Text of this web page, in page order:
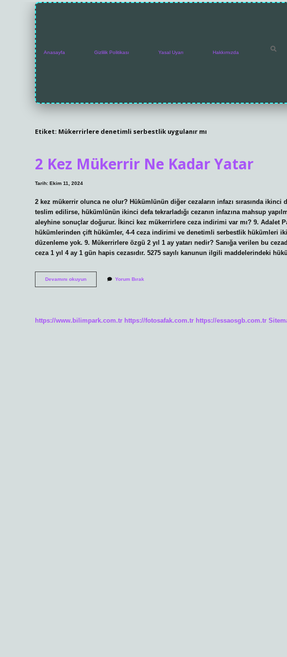
Anasayfa Gizlilik Politikası Yasal Uyarı Hakkımızda
Etiket: Mükerrirlere denetimli serbestlik uygulanır mı
2 Kez Mükerrir Ne Kadar Yatar
Tarih: Ekim 11, 2024
2 kez mükerrir olunca ne olur? Hükümlünün diğer cezaların infazı sırasında ikinci
teslim edilirse, hükümlünün ikinci defa tekrarladığı cezanın infazına mahsup
aleyhine sonuçlar doğurur. İkinci kez mükerrirlere ceza indirimi var mı? 9. Adalet
hükümlerinden çift hükümler, 4-4 ceza indirimi ve denetimli serbestlik hükümleri
düzenleme yok. 9. Mükerrirlere özgü 2 yıl 1 ay yatarı nedir? Sanığa verilen bu
ceza 1 yıl 4 ay 1 gün hapis cezasıdır. 5275 sayılı kanunun ilgili maddelerindeki
Devamını okuyun2
Kez
Yorum Bırak
https://www.bilimpark.com.tr https://fotosafak.com.tr https://essaosgb.com.tr